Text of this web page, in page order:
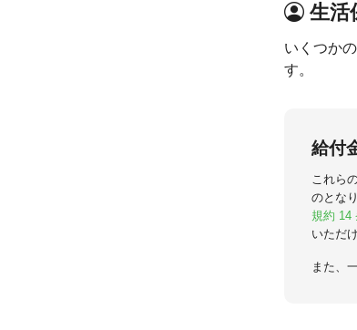
生活
いくつか
す。
給付
これら
のとな
規約 14
いただ
また、